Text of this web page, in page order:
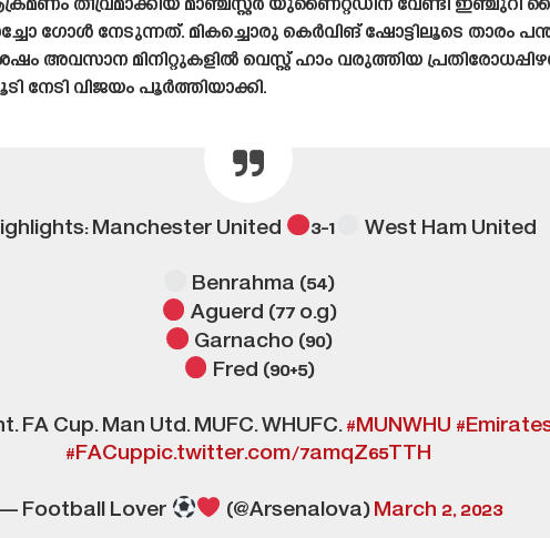
തീവ്രമാക്കിയ മാഞ്ചസ്റ്റർ യുണൈറ്റഡിന് വേണ്ടി ഇഞ്ചുറി
ഗോൾ നേടുന്നത്. മികച്ചൊരു കെർവിങ് ഷോട്ടിലൂടെ താരം
മിനിറ്റുകളിൽ വെസ്റ്റ് ഹാം വരുത്തിയ
വിജയം പൂർത്തിയാക്കി.
Manchester United 3-1 West Ham United
Benrahma (54)
Aguerd (77 o.g)
Garnacho (90)
Fred (90+5)
FA Cup. Man Utd. MUFC. WHUFC.#MUNWHU
#FACuppic.twitter.com/7amqZ65TTH
Football Lover (@Arsenalova)March 2, 2023